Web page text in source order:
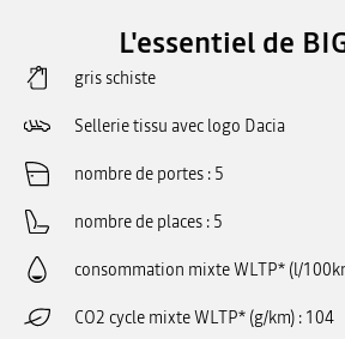
L'essentiel de
gris schiste
Sellerie tissu avec logo Dacia
nombre de portes 5
nombre de places 5
consommation mixte WLTP* (l/
CO2 cycle mixte WLTP* (g/km) 104